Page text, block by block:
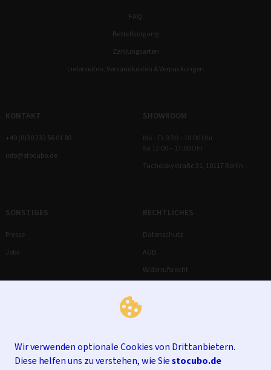
Wir verwenden optionale Cookies von Drittanbietern.
Diese helfen uns zu verstehen, wie Siestocubo.de
FAQ
Bestellvorgang
Zahlungsarten
Lieferzeiten, Versandkosten & Verpackungen
KONTAKT
+49 (0)30 232 56 01 80
info@stocubo.de
SHOWROOM
Mo – Fr 9:30 – 18:00 Uhr
Sa 12:00 – 17:00 Uhr
Tucholskystraße 31, 10117 Berlin
SONSTIGES
Presse
Jobs
RECHTLICHES
Datenschutz
AGB
Widerrufsrecht